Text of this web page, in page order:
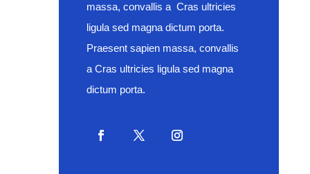
massa, convallis a Cras ultricies
ligula sed magna dictum porta.
Praesent sapien massa, convallis
a Cras ultricies ligula sed magna
dictum porta.